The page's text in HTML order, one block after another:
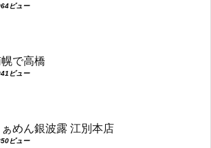
ビュー
で高橋
ビュー
ぁめん銀波露 江別本店
ビュー